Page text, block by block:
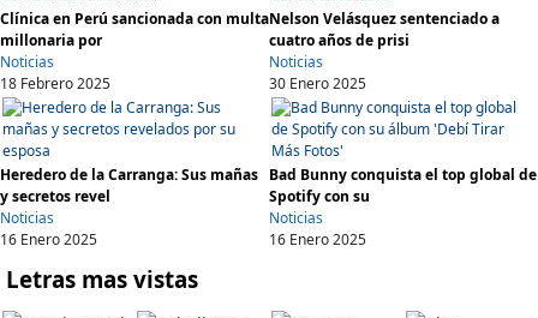
Clínica en Perú sancionada con multa
millonaria por
Noticias
18 Febrero 2025
Nelson Velásquez sentenciado a
cuatro años de prisi
Noticias
30 Enero 2025
Heredero de la Carranga: Sus mañas
y secretos revel
Noticias
16 Enero 2025
Bad Bunny conquista el top global de
Spotify con su
Noticias
16 Enero 2025
Letras mas vistas